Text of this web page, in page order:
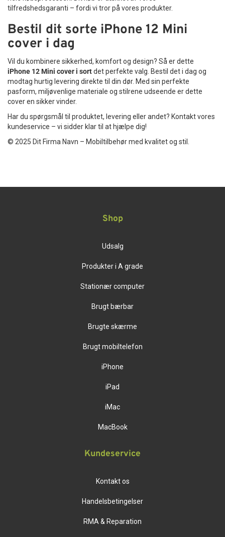
tilfredshedsgaranti – fordi vi tror på vores produkter.
Bestil dit sorte iPhone 12 Mini
cover i dag
Vil du kombinere sikkerhed, komfort og design? Så er dette
iPhone 12 Mini cover i sortdet perfekte valg. Bestil det i dag og
modtag hurtig levering direkte til din dør. Med sin perfekte
pasform, miljøvenlige materiale og stilrene udseende er dette
cover en sikker vinder.
Har du spørgsmål til produktet, levering eller andet? Kontakt vores
kundeservice – vi sidder klar til at hjælpe dig!
© 2025 Dit Firma Navn – Mobiltilbehør med kvalitet og stil.
Shop
Udsalg
Produkter i A grade
Stationær computer
Brugt bærbar
Brugte skærme
Brugt mobiltelefon
iPhone
iPad
iMac
MacBook
Kundeservice
Kontakt os
Handelsbetingelser
RMA & Reparation